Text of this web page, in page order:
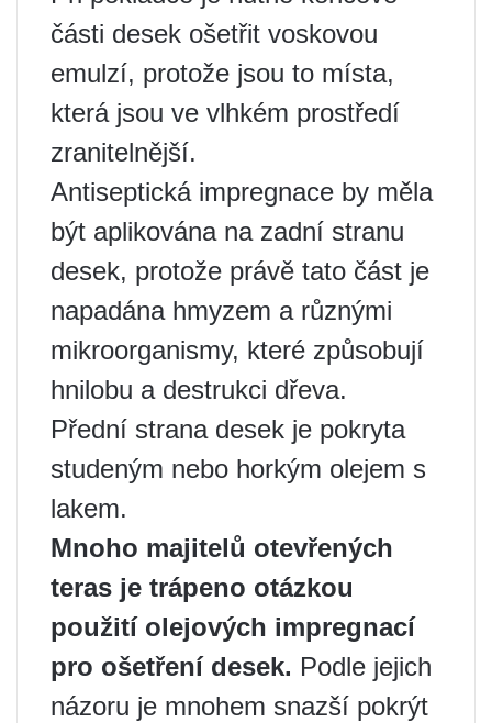
části desek ošetřit voskovou
emulzí, protože jsou to místa,
která jsou ve vlhkém prostředí
zranitelnější.
Antiseptická impregnace by měla
být aplikována na zadní stranu
desek, protože právě tato část je
napadána hmyzem a různými
mikroorganismy, které způsobují
hnilobu a destrukci dřeva.
Přední strana desek je pokryta
studeným nebo horkým olejem s
lakem.
Mnoho majitelů otevřených
teras je trápeno otázkou
použití olejových impregnací
pro ošetření desek. Podle jejich
názoru je mnohem snazší pokrýt